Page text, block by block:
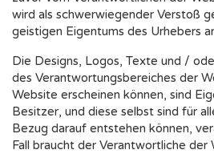
wird als schwerwiegender Verstoß
geistigen Eigentums des Urhebers
Die Designs, Logos, Texte und /
des Verantwortungsbereiches der
Website erscheinen können, sind
Besitzer, und diese selbst sind für
Bezug darauf entstehen können,
Fall braucht der Verantwortliche der